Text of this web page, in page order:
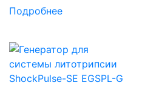
Подробнее